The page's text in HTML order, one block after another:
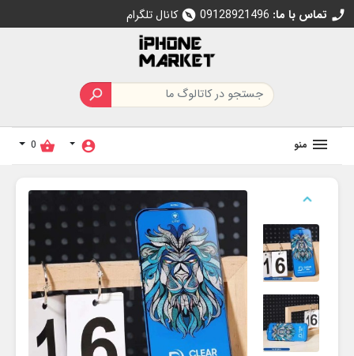
call تماس با ما: 09128921496
explore کانال تلگرام

منو account_circle
shopping_basket
0
